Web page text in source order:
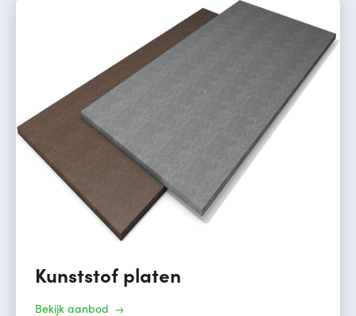
Kunststof platen
Bekijk aanbod